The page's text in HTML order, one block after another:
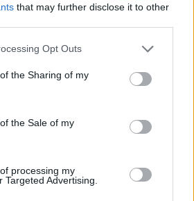
that may further disclose it to other
app uses one or more Google
or usage behaviour. You may click to
to Google and its third-party tags to
specified purposes in below Google
Opt Outs
the Sharing of my
the Sale of my
processing my
Targeted Advertising.
Ψυχάρη, Παναγιώτης και